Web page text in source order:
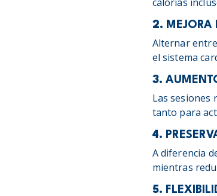
2. MEJORA
Alternar
el sistema
3.
Las sesiones
tanto para
4.
A diferencia
mientras
5.